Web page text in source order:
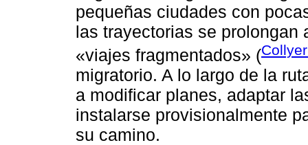
pequeñas ciudades con
las trayectorias se prolongan
«viajes fragmentados» (
migratorio. A lo largo de la
a modificar planes, adaptar
instalarse provisionalmente
su camino.